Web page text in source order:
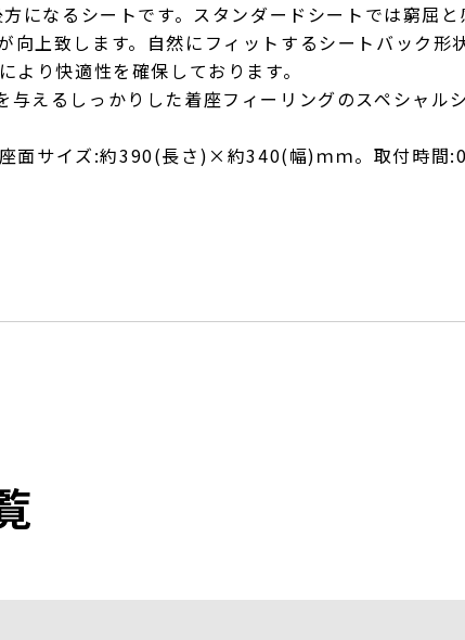
になるシートです。スタンダードシートでは窮屈
上致します。自然にフィットするシートバック
り快適性を確保しております。
えるしっかりした着座フィーリングのスペシャル
面サイズ:約390(長さ)×約340(幅)ｍｍ。取付時間